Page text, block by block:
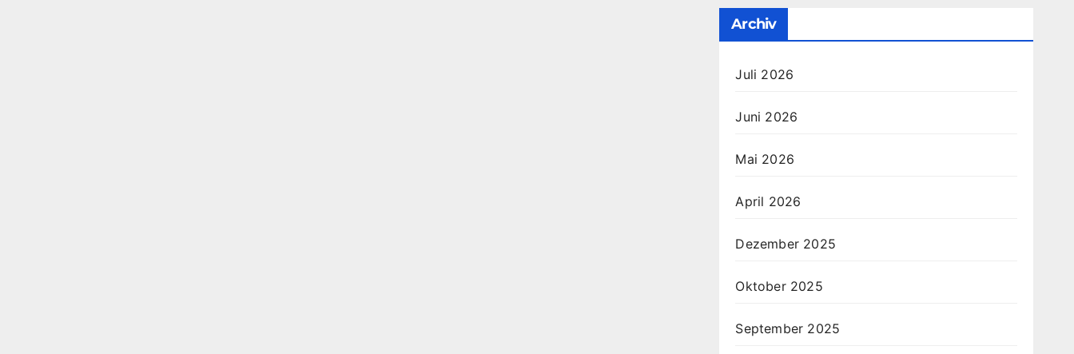
Archiv
Juli 2026
Juni 2026
Mai 2026
April 2026
Dezember 2025
Oktober 2025
September 2025